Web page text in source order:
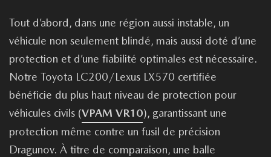
Tout d’abord, dans une région aussi instable, un
véhicule non seulement blindé, mais aussi doté d’une
protection et d’une fiabilité optimales est nécessaire.
Notre Toyota LC200/Lexus LX570 certifiée
bénéficie du plus haut niveau de protection pour
véhicules civils (VPAM VR10), garantissant une
protection même contre un fusil de précision
Dragunov. À titre de comparaison, une balle